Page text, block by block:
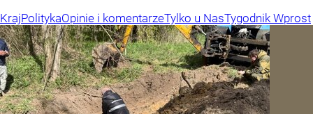
KrajPolitykaOpinie i komentarzeTylko u NasTygodnik Wprost